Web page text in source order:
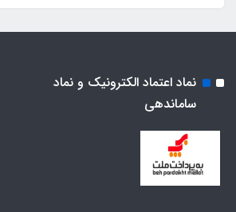
نماد اعتماد الکترونیک و نماد
ساماندهی